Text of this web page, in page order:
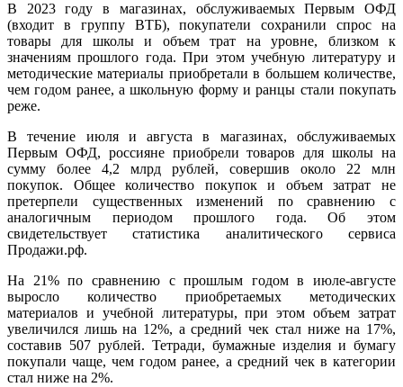
В 2023 году в магазинах, обслуживаемых Первым ОФД
(входит в группу ВТБ), покупатели сохранили спрос на
товары для школы и объем трат на уровне, близком к
значениям прошлого года. При этом учебную литературу и
методические материалы приобретали в большем количестве,
чем годом ранее, а школьную форму и ранцы стали покупать
реже.
В течение июля и августа в магазинах, обслуживаемых
Первым ОФД, россияне приобрели товаров для школы на
сумму более 4,2 млрд рублей, совершив около 22 млн
покупок. Общее количество покупок и объем затрат не
претерпели существенных изменений по сравнению с
аналогичным периодом прошлого года. Об этом
свидетельствует статистика аналитического сервиса
Продажи.рф.
На 21% по сравнению с прошлым годом в июле-августе
выросло количество приобретаемых методических
материалов и учебной литературы, при этом объем затрат
увеличился лишь на 12%, а средний чек стал ниже на 17%,
составив 507 рублей. Тетради, бумажные изделия и бумагу
покупали чаще, чем годом ранее, а средний чек в категории
стал ниже на 2%.